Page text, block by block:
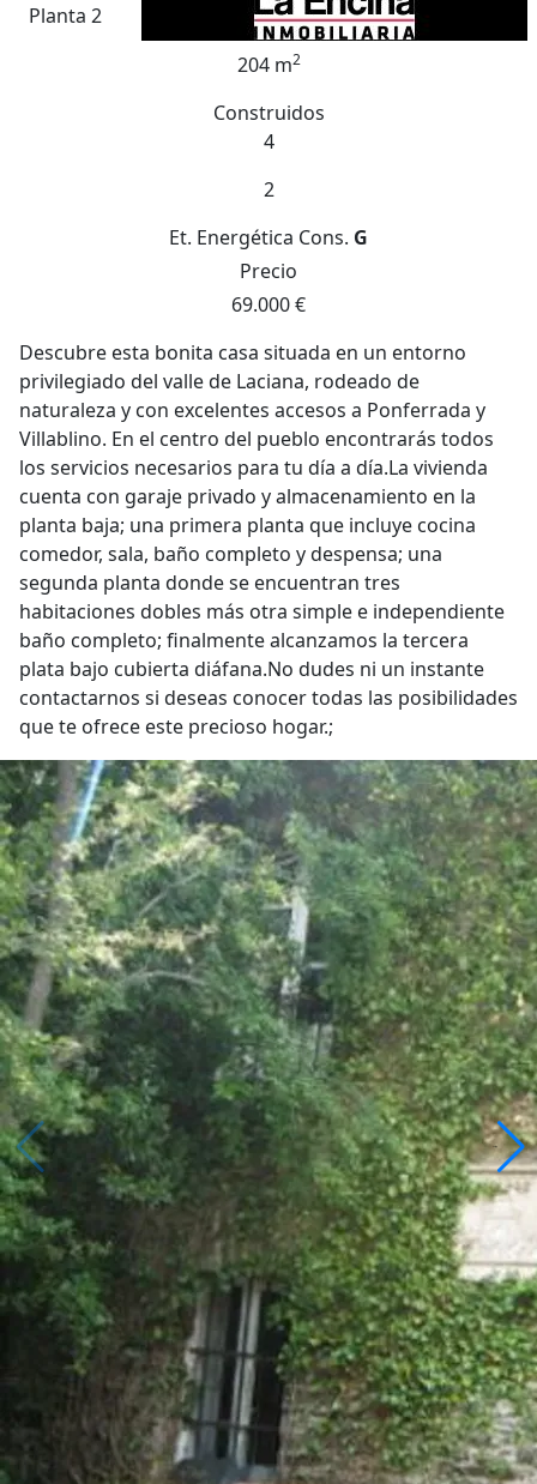
Planta 2
204 m2
Construidos
4
2
Et. Energética Cons. G
Precio
69.000 €
Descubre esta bonita casa situada en un entorno
privilegiado del valle de Laciana, rodeado de
naturaleza y con excelentes accesos a Ponferrada y
Villablino. En el centro del pueblo encontrarás todos
los servicios necesarios para tu día a día.La vivienda
cuenta con garaje privado y almacenamiento en la
planta baja; una primera planta que incluye cocina
comedor, sala, baño completo y despensa; una
segunda planta donde se encuentran tres
habitaciones dobles más otra simple e independiente
baño completo; finalmente alcanzamos la tercera
plata bajo cubierta diáfana.No dudes ni un instante
contactarnos si deseas conocer todas las posibilidades
que te ofrece este precioso hogar.;